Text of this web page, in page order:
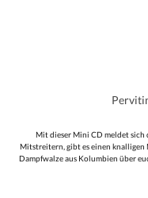
Mit dieser Mini CD meldet sich
Mitstreitern, gibt es einen knalligen
Dampfwalze aus Kolumbien über
Level, gibt es ordentlich